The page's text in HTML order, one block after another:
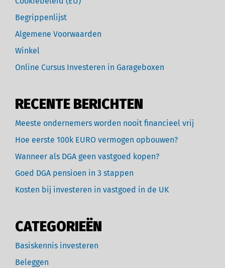
Begrippenlijst
Algemene Voorwaarden
Winkel
Online Cursus Investeren in Garageboxen
RECENTE BERICHTEN
Meeste ondernemers worden nooit financieel vrij
Hoe eerste 100k EURO vermogen opbouwen?
Wanneer als DGA geen vastgoed kopen?
Goed DGA pensioen in 3 stappen
Kosten bij investeren in vastgoed in de UK
CATEGORIEËN
Basiskennis investeren
Beleggen